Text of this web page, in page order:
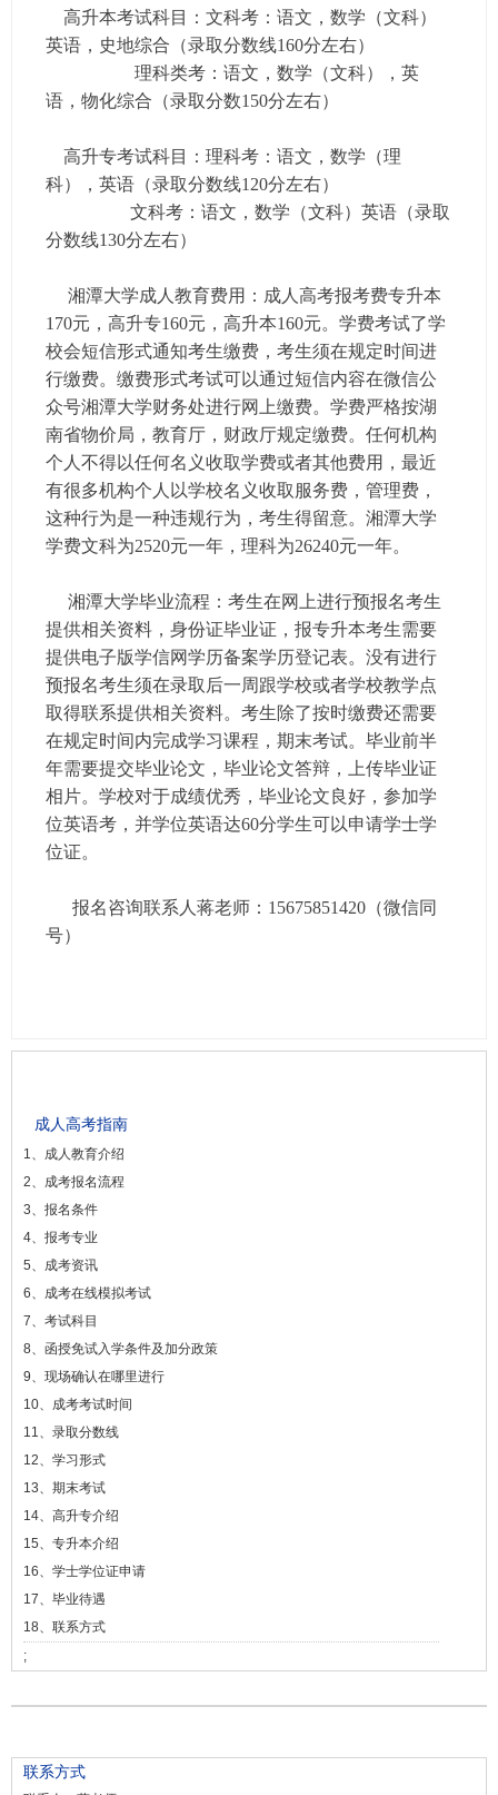
高升本考试科目：文科考：语文，数学（文科）
英语，史地综合（录取分数线160分左右）
理科类考：语文，数学（文科），英
语，物化综合（录取分数150分左右）
高升专考试科目：理科考：语文，数学（理
科），英语（录取分数线120分左右）
文科考：语文，数学（文科）英语（录取
分数线130分左右）
湘潭大学成人教育费用：成人高考报考费专升本
170元，高升专160元，高升本160元。学费考试了学
校会短信形式通知考生缴费，考生须在规定时间进
行缴费。缴费形式考试可以通过短信内容在微信公
众号湘潭大学财务处进行网上缴费。学费严格按湖
南省物价局，教育厅，财政厅规定缴费。任何机构
个人不得以任何名义收取学费或者其他费用，最近
有很多机构个人以学校名义收取服务费，管理费，
这种行为是一种违规行为，考生得留意。湘潭大学
学费文科为2520元一年，理科为26240元一年。
湘潭大学毕业流程：考生在网上进行预报名考生
提供相关资料，身份证毕业证，报专升本考生需要
提供电子版学信网学历备案学历登记表。没有进行
预报名考生须在录取后一周跟学校或者学校教学点
取得联系提供相关资料。考生除了按时缴费还需要
在规定时间内完成学习课程，期末考试。毕业前半
年需要提交毕业论文，毕业论文答辩，上传毕业证
相片。学校对于成绩优秀，毕业论文良好，参加学
位英语考，并学位英语达60分学生可以申请学士学
位证。
报名咨询联系人蒋老师：15675851420（微信同
号）
成人高考指南
1、成人教育介绍
2、成考报名流程
3、报名条件
4、报考专业
5、成考资讯
6、成考在线模拟考试
7、考试科目
8、函授免试入学条件及加分政策
9、现场确认在哪里进行
10、成考考试时间
11、录取分数线
12、学习形式
13、期末考试
14、高升专介绍
15、专升本介绍
16、学士学位证申请
17、毕业待遇
18、联系方式
;
联系方式